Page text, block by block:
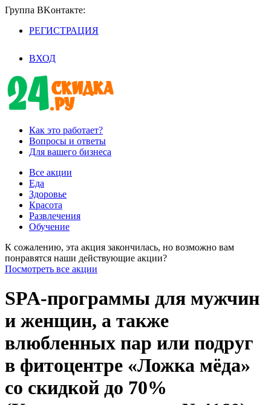
Группа BKoнтaктe:
РЕГИСТРАЦИЯ
ВХОД
Как это работает?
Вопросы и ответы
Для вашего бизнеса
Все акции
Еда
Здоровье
Красота
Развлечения
Обучение
К сожалению, эта акция закончилась, но возможно вам
понравятся наши действующие акции?
Посмотреть все акции
SPA-программы для мужчин
и женщин, а также
влюбленных пар или подруг
в фитоцентре «Ложка мёда»
со скидкой до 70%